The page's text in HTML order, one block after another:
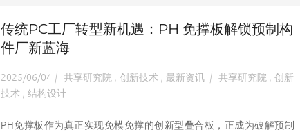
传统PC工厂转型新机遇：PH 免撑板解锁预制构
件厂新蓝海
2025/06/04 | 共享研究院 创新技术 最新资讯 | 共享研究院 创新
技术 结构设计
PH免撑板作为真正实现免模免撑的创新型叠合板，正成为破解预制